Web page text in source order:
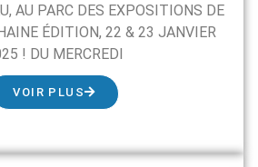
AU PARC DES EXPOSITIONS DE
ÉDITION, 22 & 23 JANVIER
! DU MERCREDI
VOIR PLUS